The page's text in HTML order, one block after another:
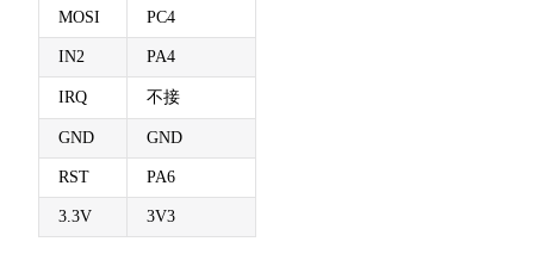
MOSI PC4
IN2 PA4
IRQ 不接
GND GND
RST PA6
3.3V 3V3